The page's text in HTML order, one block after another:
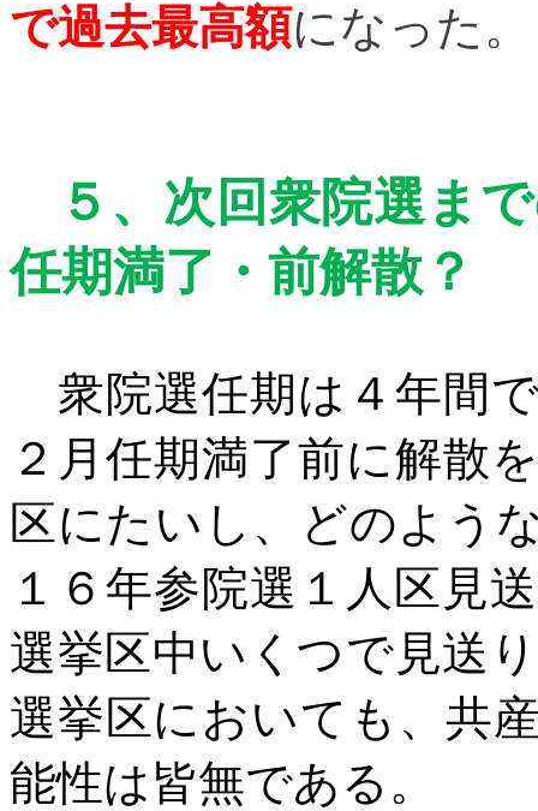
で過去最高額になった。
５、 次回衆院選ま
任期満了・前解散？
衆院選任期は４年間
２月任期満了前に解散
区にたいし、どのよう
１６年参院選１人区見
選挙区中いくつで見送
選挙区においても、共
能性は皆無である。